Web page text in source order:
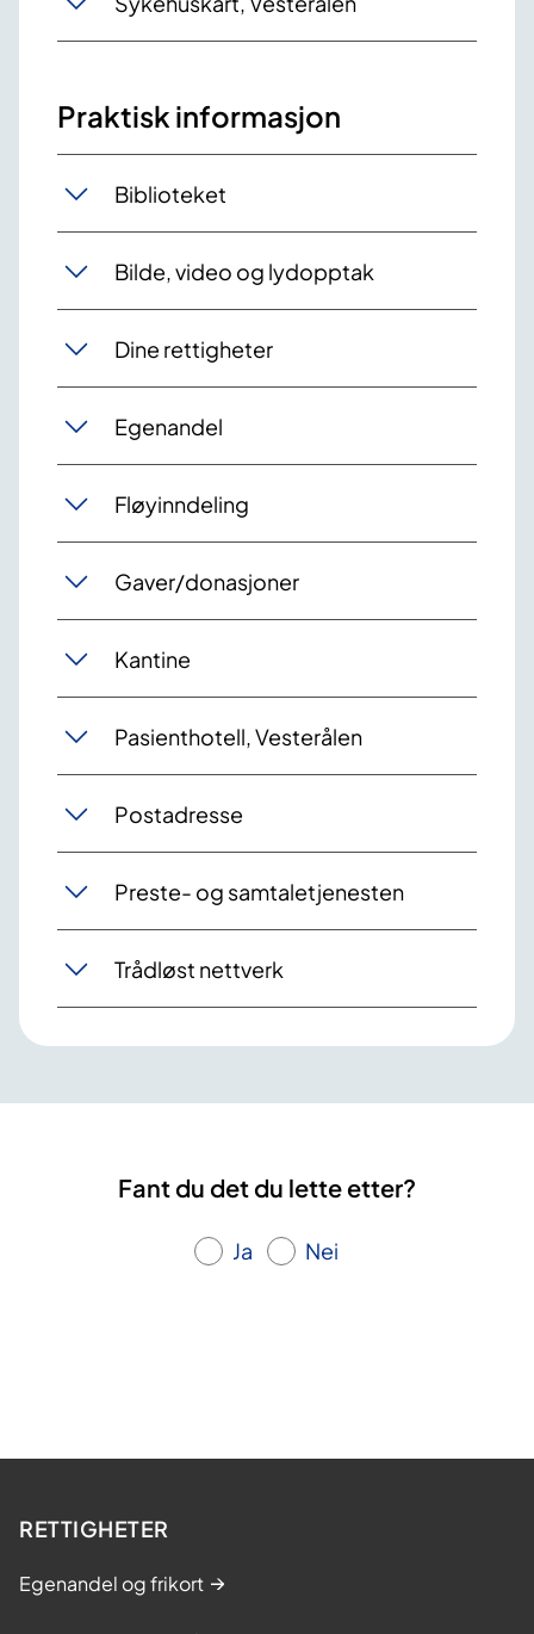
Praktisk informasjon
Biblioteket
Bilde, video og lydopptak
Dine rettigheter
Egenandel
Fløyinndeling
Gaver/donasjoner
Kantine
Pasienthotell, Vesterålen
Postadresse
Preste- og samtaletjenesten
Trådløst nettverk
Fant du det du lette etter?
Ja Nei
RETTIGHETER
Egenandel og frikort